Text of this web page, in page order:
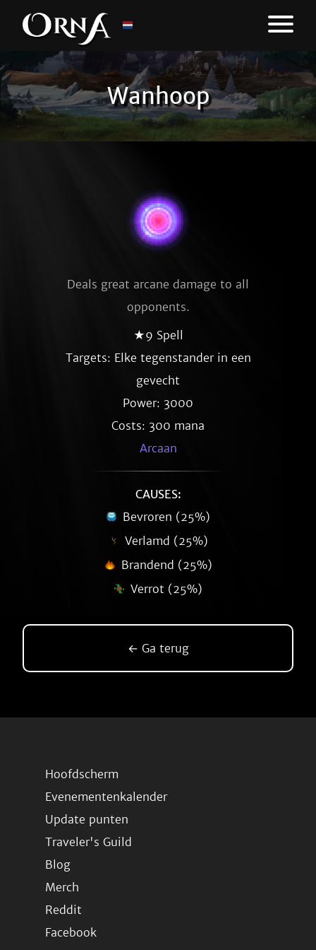
Wanhoop
Deals great arcane damage to all
opponents.
★9 Spell
Targets: Elke tegenstander in een
gevecht
Power: 3000
Costs: 300 mana
Arcaan
CAUSES:
Bevroren (25%)
Verlamd (25%)
Brandend (25%)
Verrot (25%)
← Ga terug
Hoofdscherm
Evenementenkalender
Update punten
Traveler's Guild
Blog
Merch
Reddit
Facebook